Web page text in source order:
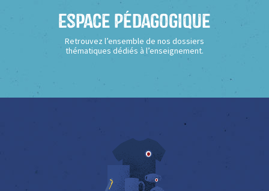
Espace Pédagogique
Retrouvez l’ensemble de nos dossiers
thématiques dédiés à l’enseignement.